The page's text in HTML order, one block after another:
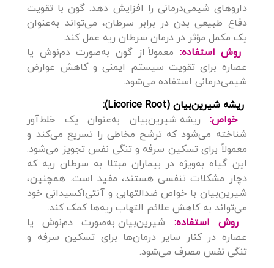
داروهای شیمی‌درمانی را افزایش دهد. گون با تقویت
دفاع طبیعی بدن در برابر سرطان، می‌تواند به‌عنوان
یک مکمل مؤثر در درمان سرطان ریه عمل کند.
روش استفاده: معمولاً از گون به‌صورت دم‌نوش یا
عصاره برای تقویت سیستم ایمنی و کاهش عوارض
شیمی‌درمانی استفاده می‌شود.
ریشه شیرین‌بیان (Licorice Root):
خواص:
ریشه شیرین‌بیان به‌عنوان یک خلط‌آور
شناخته می‌شود که ترشح مخاطی را تسریع می‌کند و
معمولاً برای تسکین سرفه و تنگی نفس تجویز می‌شود.
این گیاه به‌ویژه در بیماران مبتلا به سرطان ریه که
دچار مشکلات تنفسی هستند، مفید است. همچنین،
شیرین‌بیان با خواص ضدالتهابی و آنتی‌اکسیدانی خود
می‌تواند به کاهش علائم التهاب ریه‌ها کمک کند.
روش استفاده:
شیرین‌بیان به‌صورت دم‌نوش یا
عصاره در کنار سایر درمان‌ها برای تسکین سرفه و
تنگی نفس مصرف می‌شود.